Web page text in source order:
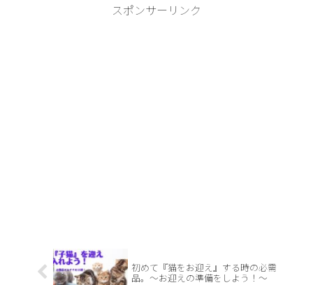
スポンサーリンク
初めて『猫をお迎え』する時の必需
品。～お迎えの準備をしよう！～